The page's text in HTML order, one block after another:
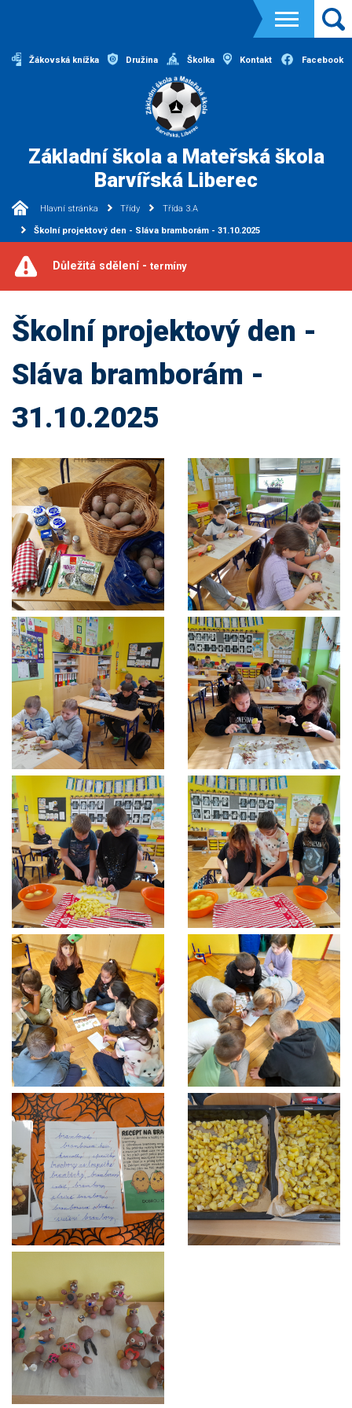
Žákovská knížka Družina Školka Kontakt Facebook
Základní škola a Mateřská škola
Barvířská Liberec
Hlavní stránka Třídy Třída 3.A
Školní projektový den - Sláva bramborám - 31.10.2025
Důležitá sdělení - termíny
Školní projektový den -
Sláva bramborám -
31.10.2025